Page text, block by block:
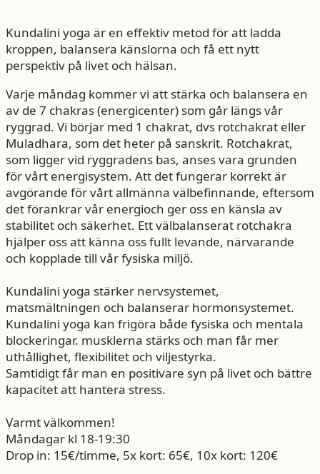
Kundalini yoga är en effektiv metod för att ladda
kroppen, balansera känslorna och få ett nytt
perspektiv på livet och hälsan.
Varje måndag kommer vi att stärka och balansera en
av de 7 chakras (energicenter) som går längs vår
ryggrad. Vi börjar med 1 chakrat, dvs rotchakrat eller
Muladhara, som det heter på sanskrit. Rotchakrat,
som ligger vid ryggradens bas, anses vara grunden
för vårt energisystem. Att det fungerar korrekt är
avgörande för vårt allmänna välbefinnande, eftersom
det förankrar vår energioch ger oss en känsla av
stabilitet och säkerhet. Ett välbalanserat rotchakra
hjälper oss att känna oss fullt levande, närvarande
och kopplade till vår fysiska miljö.
Kundalini yoga stärker nervsystemet,
matsmältningen och balanserar hormonsystemet.
Kundalini yoga kan frigöra både fysiska och mentala
blockeringar. musklerna stärks och man får mer
uthållighet, flexibilitet och viljestyrka.
Samtidigt får man en positivare syn på livet och bättre
kapacitet att hantera stress.
Varmt välkommen!
Måndagar kl 18-19:30
Drop in: 15€/timme, 5x kort: 65€, 10x kort: 120€